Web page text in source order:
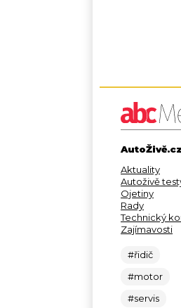
AutoŽivě.cz
Aktuality
Autoživě
Ojetiny
Rady
Technický
Zajímavosti
#řidič
#motor
#servis